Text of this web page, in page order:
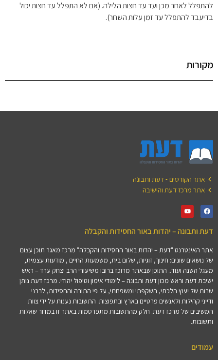
להתפלל לאחר מכן ועד עד חצות הלילה. (אם לא התפלל עד חצות יכול
בדיעבד להתפלל עד זמן עלות השחר).
מקורות
אתר הקורסים - דעת ותבונה
אתר מרכז דעת והישיבה
דעת ותבונה – יהדות באור החסידות והקבלה
אתר האינטרנט "דעת – יהדות באור החסידות והקבלה" מרכז מאגר תוכן עצום
של נושאים שונים: חינוך, זוגיות, שלום בית, משמעות החיים , מודעות עצמית,
מעגל השנה ועוד.. התוכן שבאתר מרוכז ברובו משיעורי הרב יצחק ערד – ראש
ישיבת דעת וראש מכון דעת ותבונה – לימודי אימון וטיפול יהודי. מרכז דעת נותן
שרות של יעוץ הלכתי, השקפתי ומשפחתי, על פי התורה והחסידות, לרבני
ודייני קהילות ולאנשים פרטיים בארץ ובתפוצות. התשובות נענות על ידי צוות
המשיבים של מרכז דעת. חלק מהתשובות מתפרסמות באתר זו במדור שאלות
ותשובות.
עמודים